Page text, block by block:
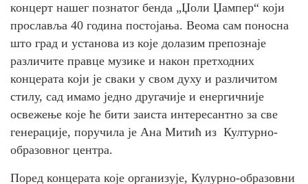
концерт нашег познатог бенда „Џоли Џампер“ који
прославља 40 година постојања. Веома сам поносна
што град и установа из које долазим препознаје
различите правце музике и након претходних
концерата који је сваки у свом духу и различитом
стилу, сад имамо једно другачије и енергичније
освежење које ће бити заиста интересантно за све
генерације, поручила је Ана Митић из Културно-
образовног центра.
Поред концерата које организује, Кулурно-образовни